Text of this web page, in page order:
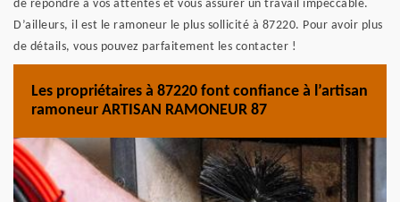
de répondre à vos attentes et vous assurer un travail impeccable.
D’ailleurs, il est le ramoneur le plus sollicité à 87220. Pour avoir plus
de détails, vous pouvez parfaitement les contacter !
Les propriétaires à 87220 font confiance à l’artisan
ramoneur ARTISAN RAMONEUR 87